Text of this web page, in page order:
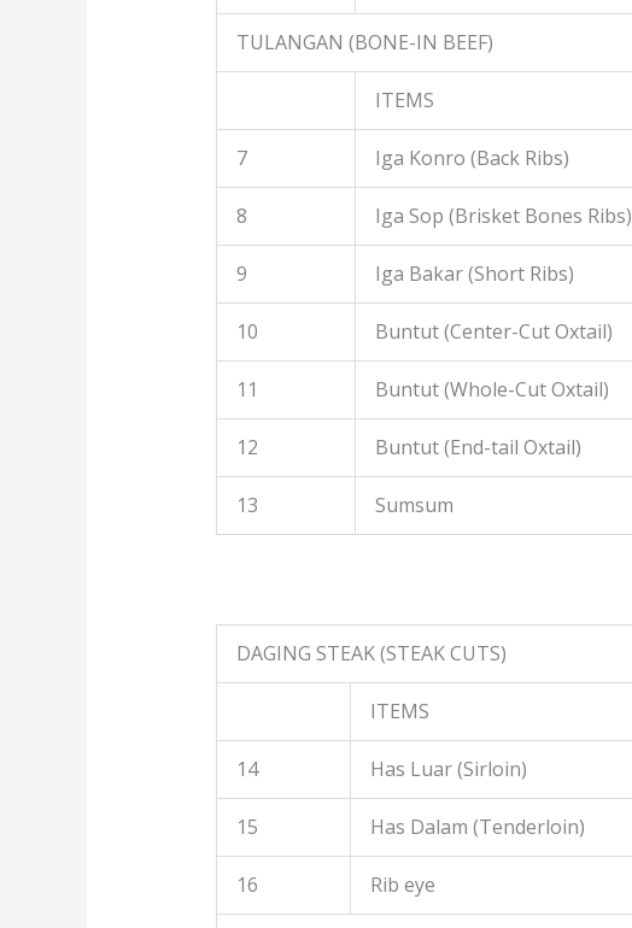
TULANGAN (BONE-IN BEEF)
ITEMS
7 Iga Konro (Back Ribs)
8 Iga Sop (Brisket Bones Ribs)
9 Iga Bakar (Short Ribs)
10 Buntut (Center-Cut Oxtail)
11 Buntut (Whole-Cut Oxtail)
12 Buntut (End-tail Oxtail)
13 Sumsum
DAGING STEAK (STEAK CUTS)
ITEMS
14 Has Luar (Sirloin)
15 Has Dalam (Tenderloin)
16 Rib eye